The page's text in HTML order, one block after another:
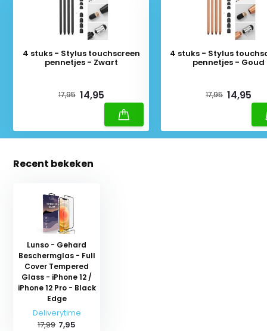
4 stuks - Stylus touchscreen
pennetjes - Zwart
17,95 14,95
4 stuks - Stylus
pennetjes - Goud
17,95 14,95
Recent bekeken
Lunso - Gehard
Beschermglas - Full
Cover Tempered
Glass - iPhone 12 /
iPhone 12 Pro - Black
Edge
Deliverytime
17,99 7,95